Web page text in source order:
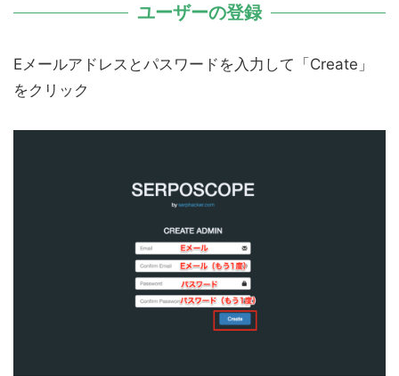
ユーザーの登録
Eメールアドレスとパスワードを入力して「Create」
をクリック